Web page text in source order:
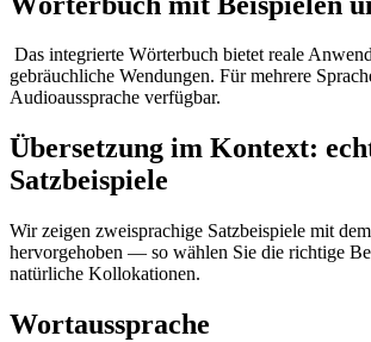
Das integrierte Wörterbuch bietet reale
gebräuchliche Wendungen. Für mehrere
Audioaussprache verfügbar.
Übersetzung im Kontext:
Satzbeispiele
Wir zeigen zweisprachige Satzbeispiele mit
hervorgehoben — so wählen Sie die richtige
natürliche Kollokationen.
Wortaussprache